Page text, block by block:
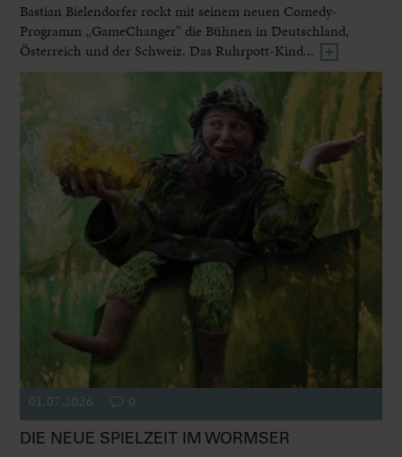
Bastian Bielendorfer rockt mit seinem neuen Comedy-
Programm „GameChanger“ die Bühnen in Deutschland,
Österreich und der Schweiz. Das Ruhrpott-Kind...
01.07.2026 0
DIE NEUE SPIELZEIT IM WORMSER